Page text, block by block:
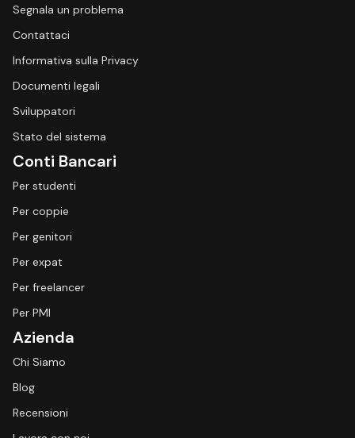
Segnala un problema
Contattaci
Informativa sulla Privacy
Documenti legali
Sviluppatori
Stato del sistema
Conti Bancari
Per studenti
Per coppie
Per genitori
Per expat
Per freelancer
Per PMI
Azienda
Chi Siamo
Blog
Recensioni